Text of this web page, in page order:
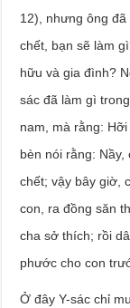
12), nhưng ông
chết, bạn sẽ làm
hữu và gia đình?
sác đã làm gì
nam, mà rằng:
bèn nói rằng:
chết; vậy bây giờ,
con, ra đồng săn
cha sở thích; rồi
phước cho con
Ở đây Y-sác chỉ